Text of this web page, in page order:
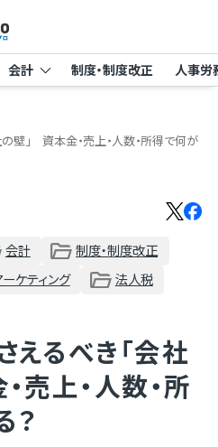
会計 制度・制度改正 人事労
壁」 資本金・売上・人数・所得で何が
会計
制度・制度改正
ーケティング
法人税
るべき「会社
売上・人数・所
？